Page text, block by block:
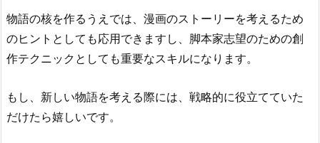
物語の核を作るうえでは、漫画のストーリーを考えるため
のヒントとしても応用できますし、脚本家志望のための創
作テクニックとしても重要なスキルになります。
もし、新しい物語を考える際には、戦略的に役立てていた
だけたら嬉しいです。